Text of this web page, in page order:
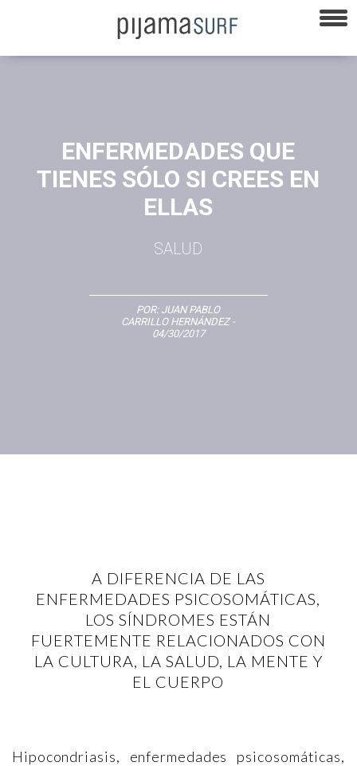
ENFERMEDADES QUE
TIENES SÓLO SI CREES EN
ELLAS
SALUD
POR: JUAN PABLO
CARRILLO HERNÁNDEZ-
04/30/2017
A DIFERENCIA DE LAS
ENFERMEDADES PSICOSOMÁTICAS,
LOS SÍNDROMES ESTÁN
FUERTEMENTE RELACIONADOS CON
LA CULTURA, LA SALUD, LA MENTE Y
EL CUERPO
Hipocondriasis, enfermedades psicosomáticas,